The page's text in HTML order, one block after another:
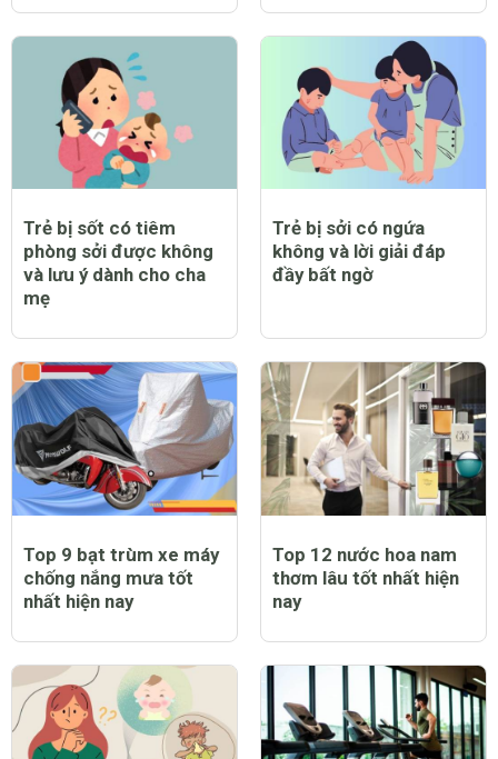
Trẻ bị sốt có tiêm
phòng sởi được không
và lưu ý dành cho cha
mẹ
Trẻ bị sởi có ngứa
không và lời giải đáp
đầy bất ngờ
Top 9 bạt trùm xe máy
chống nắng mưa tốt
nhất hiện nay
Top 12 nước hoa nam
thơm lâu tốt nhất hiện
nay